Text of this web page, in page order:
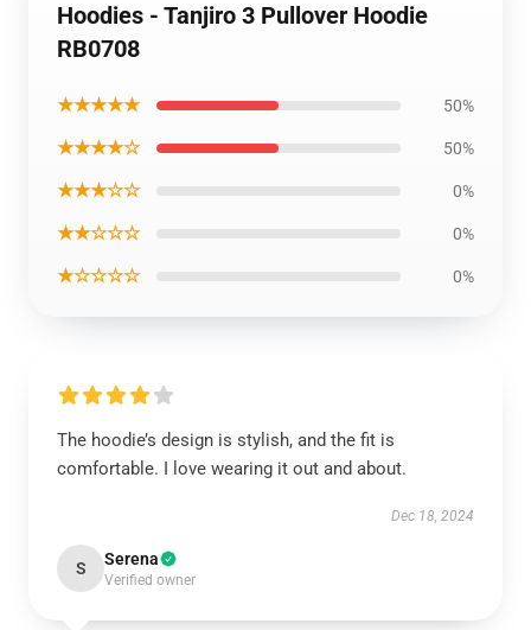
Hoodies - Tanjiro 3 Pullover Hoodie
RB0708
★★★★★ 50%
★★★★☆ 50%
★★★☆☆ 0%
★★☆☆☆ 0%
★☆☆☆☆ 0%
The hoodie’s design is stylish, and the fit is
comfortable. I love wearing it out and about.
Dec 18, 2024
S Serena
Verified owner